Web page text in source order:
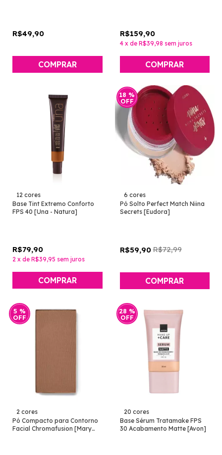
R$49,90
COMPRAR
R$159,90
4 x de R$39,98 sem juros
COMPRAR
12 cores
Base Tint Extremo Conforto
FPS 40 [Una - Natura]
R$79,90
2 x de R$39,95 sem juros
COMPRAR
18 %
OFF
6 cores
Pó Solto Perfect Match Niina
Secrets [Eudora]
R$59,90 R$72,99
COMPRAR
5 %
OFF
2 cores
Pó Compacto para Contorno
Facial Chromafusion [Mary
28 %
OFF
20 cores
Base Sérum Tratamake FPS
30 Acabamento Matte [Avon]